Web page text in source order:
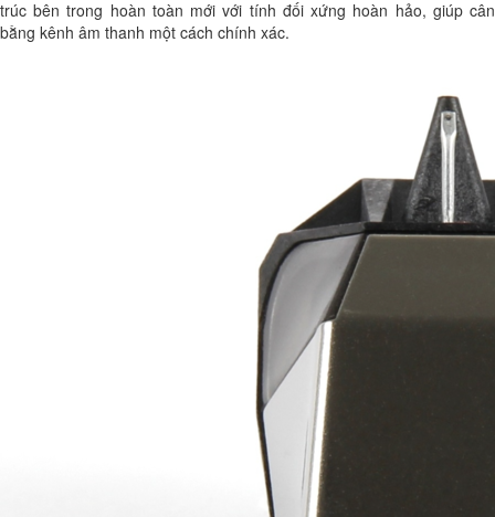
trúc bên trong hoàn toàn mới với tính đối xứng hoàn hảo, giúp cân
bằng kênh âm thanh một cách chính xác.